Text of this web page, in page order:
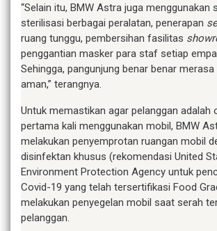
“Selain itu, BMW Astra juga menggunakan
sterilisasi berbagai peralatan, penerapan
ruang tunggu, pembersihan fasilitas
penggantian masker para staf setiap
Sehingga, pangunjung benar benar
aman,” terangnya.
Untuk memastikan agar pelanggan adalah
pertama kali menggunakan mobil, BMW
melakukan penyemprotan ruangan mobil
disinfektan khusus (rekomendasi United
Environment Protection Agency untuk
Covid-19 yang telah tersertifikasi Food
melakukan penyegelan mobil saat serah
pelanggan.